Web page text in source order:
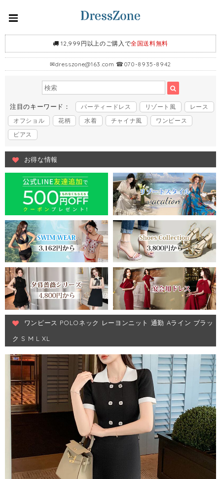
12,999円以上のご購入で全国送料無料
✉dresszone@163.com ☎070-8935-8942
注目のキーワード： パーティードレス リゾート風
レース
オフショル
花柄 水着 チャイナ風
ワンピース
ピアス
お得な情報
ワンピース POLOネック レーヨンニット 通勤 Aライン ブラッ
ク S M L XL